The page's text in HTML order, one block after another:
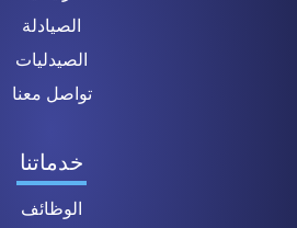
الصيادلة
الصيدليات
تواصل معنا
خدماتنا
الوظائف